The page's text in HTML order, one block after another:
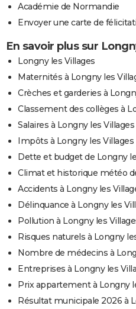
Académie de Normandie
Envoyer une carte de
En savoir plus sur
Longny les Villages
Maternités à Longny les
Crèches et garderies à
Classement des collèges à
Salaires à Longny les Villages
Impôts à Longny les Villages
Dette et budget de Longny
Climat et historique météo
Accidents à Longny les
Délinquance à Longny les
Pollution à Longny les
Risques naturels à Longny
Nombre de médecins à
Entreprises à Longny les
Prix appartement à Longny
Résultat municipale 2026 à